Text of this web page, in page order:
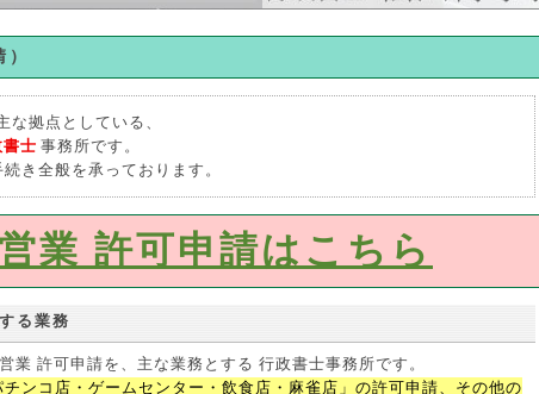
な拠点としている、
書士 事務所です。
き全般を承っております。
業 許可申請はこちら
る業務
業 許可申請を、主な業務とする 行政書士事務所です。
チンコ店・ゲームセンター・飲食店・麻雀店」の許可申請、その他の